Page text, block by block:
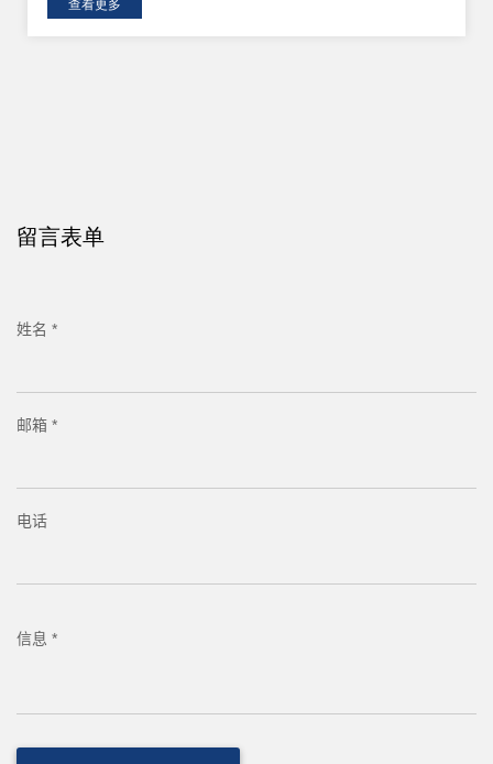
留言表单
姓名 *
邮箱 *
电话
信息 *